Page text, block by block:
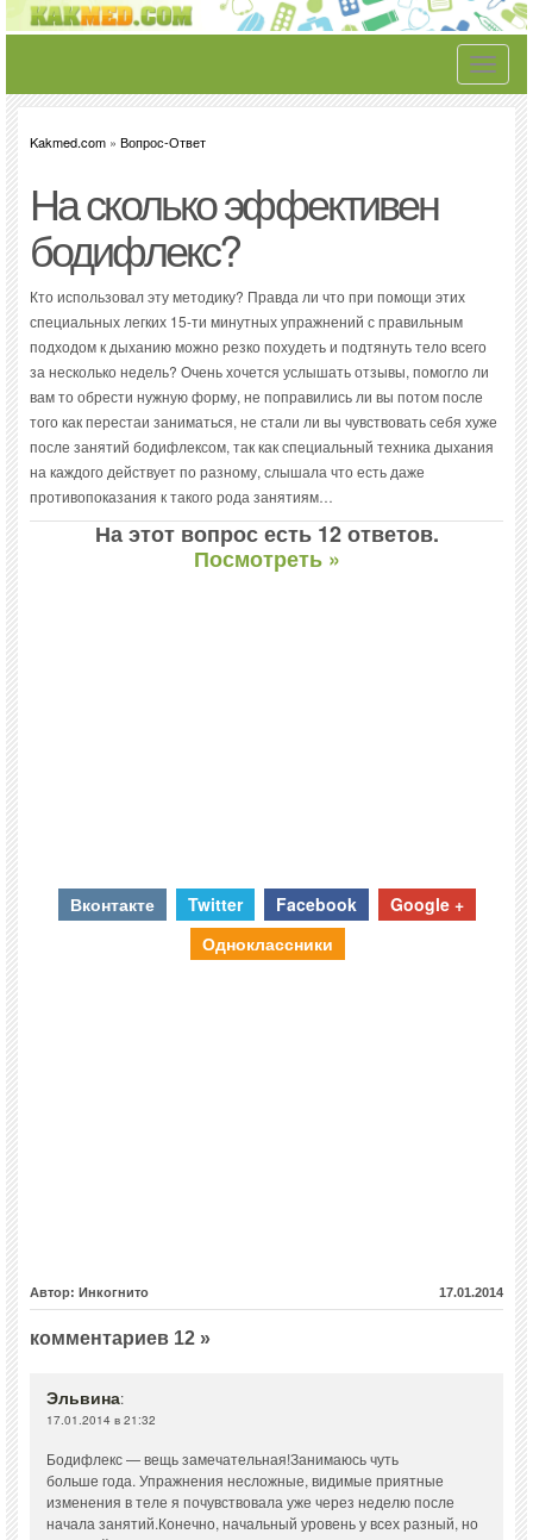
Toggle
Kakmed.com » Вопрос-Ответ
На сколько эффективен
бодифлекс?
Кто использовал эту методику? Правда ли что при помощи этих
специальных легких 15-ти минутных упражнений с правильным
подходом к дыханию можно резко похудеть и подтянуть тело всего
за несколько недель? Очень хочется услышать отзывы, помогло ли
вам то обрести нужную форму, не поправились ли вы потом после
того как перестаи заниматься, не стали ли вы чувствовать себя хуже
после занятий бодифлексом, так как специальный техника дыхания
на каждого действует по разному, слышала что есть даже
противопоказания к такого рода занятиям…
На этот вопрос есть 12 ответов.
Посмотреть »
Вконтакте Twitter Facebook
Google +
Одноклассники
Автор: Инкогнито 17.01.2014
комментариев 12 »
Эльвина:
17.01.2014 в 21:32
Бодифлекс — вещь замечательная!Занимаюсь чуть
больше года. Упражнения несложные, видимые приятные
изменения в теле я почувствовала уже через неделю после
начала занятий.Конечно, начальный уровень у всех разный, но